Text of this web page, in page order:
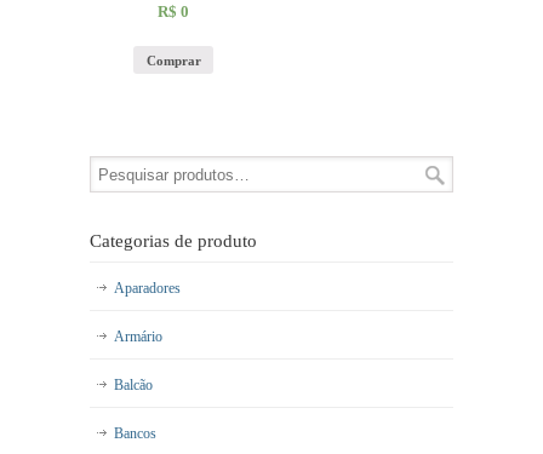
R$ 0
Comprar
Categorias de produto
Aparadores
Armário
Balcão
Bancos